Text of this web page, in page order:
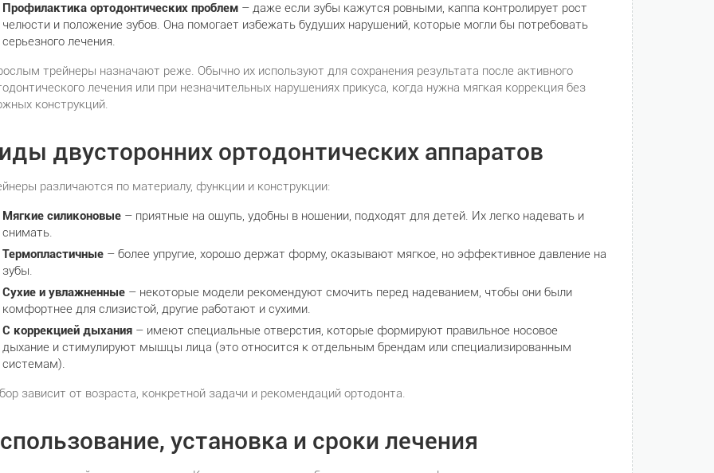
Профилактика ортодонтических проблем – даже если зубы кажутся ровными, каппа контролирует рост
челюсти и положение зубов. Она помогает избежать будущих нарушений, которые могли бы потребовать
серьезного лечения.
трейнеры назначают реже. Обычно их используют для сохранения результата после активного
лечения или при незначительных нарушениях прикуса, когда нужна мягкая коррекция без
конструкций.
двусторонних ортодонтических аппаратов
различаются по материалу, функции и конструкции:
Мягкие силиконовые – приятные на ощупь, удобны в ношении, подходят для детей. Их легко надевать и
снимать.
Термопластичные – более упругие, хорошо держат форму, оказывают мягкое, но эффективное давление на
зубы.
Сухие и увлажненные – некоторые модели рекомендуют смочить перед надеванием, чтобы они были
комфортнее для слизистой, другие работают и сухими.
С коррекцией дыхания – имеют специальные отверстия, которые формируют правильное носовое
дыхание и стимулируют мышцы лица (это относится к отдельным брендам или специализированным
системам).
зависит от возраста, конкретной задачи и рекомендаций ортодонта.
установка и сроки лечения